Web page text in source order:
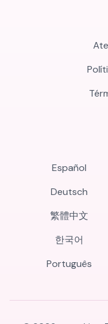
Español
Deutsch
繁體中文
한국어
Português